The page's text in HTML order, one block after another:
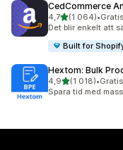
CedCommerce
4,7av 5 stjärnor
(1 064)
1064 recensioner
•
Det blir enkelt att
Built for
Hextom: Bulk
4,9av 5 stjärnor
(1 018)
1018 recensioner
•
Spara tid med